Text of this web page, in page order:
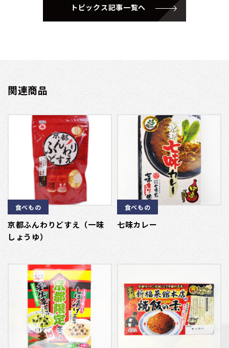
トピックス記事一覧へ
関連商品
食べもの
京都ふんわりどすえ（一味
しょうゆ）
食べもの
七味カレー